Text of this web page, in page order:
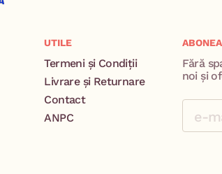
UTILE
Termeni și Condiții
Livrare și Returnare
Contact
ANPC
Fără
noi și